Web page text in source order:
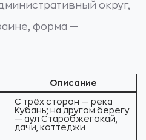
округ,
форма —
Описание
С трёх сторон — река
Кубань; на другом берегу
— аул Старобжегокай,
дачи, коттеджи